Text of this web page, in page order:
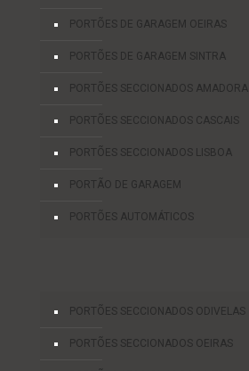
PORTÕES DE GARAGEM OEIRAS
PORTÕES DE GARAGEM SINTRA
PORTÕES SECCIONADOS AMADORA
PORTÕES SECCIONADOS CASCAIS
PORTÕES SECCIONADOS LISBOA
PORTÃO DE GARAGEM
PORTÕES AUTOMÁTICOS
PORTÕES SECCIONADOS ODIVELAS
PORTÕES SECCIONADOS OEIRAS